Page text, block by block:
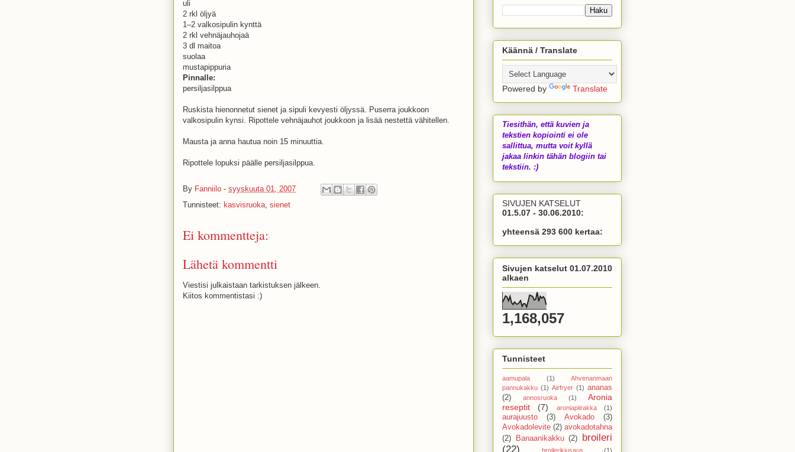
uli
2 rkl öljyä
1–2 valkosipulin kynttä
2 rkl vehnäjauhojaä
3 dl maitoa
suolaa
mustapippuria
Pinnalle:
persiljasilppua
Ruskista hienonnetut sienet ja sipuli kevyesti öljyssä. Puserra joukkoon
valkosipulin kynsi. Ripottele vehnäjauhot joukkoon ja lisää nestettä vähitellen.
Mausta ja anna hautua noin 15 minuuttia.
Ripottele lopuksi päälle persiljasilppua.
By Fanniilo - syyskuuta 01, 2007
Tunnisteet: kasvisruoka, sienet
Ei kommentteja:
Lähetä kommentti
Viestisi julkaistaan tarkistuksen jälkeen.
Kiitos kommentistasi :)
Käännä / Translate
Powered by Translate
Tiesithän, että kuvien ja
tekstien kopiointi ei ole
sallittua, mutta voit kyllä
jakaa linkin tähän blogiin tai
tekstiin. :)
SIVUJEN KATSELUT
01.5.07 - 30.06.2010:
yhteensä 293 600 kertaa:
Sivujen katselut 01.07.2010
alkaen
1,168,057
Tunnisteet
aamupala (1)
Ahvenanmaan
pannukakku (1) Airfryer (1) ananas
(2)
annosruoka (1)
Aronia
reseptit
(7) aroniapiirakka (1)
aurajuusto (3) Avokado
(3)
Avokadolevite (2) avokadotahna
(2)
Banaanikakku (2)
broileri
(22)
broilerikiusaus
(1)